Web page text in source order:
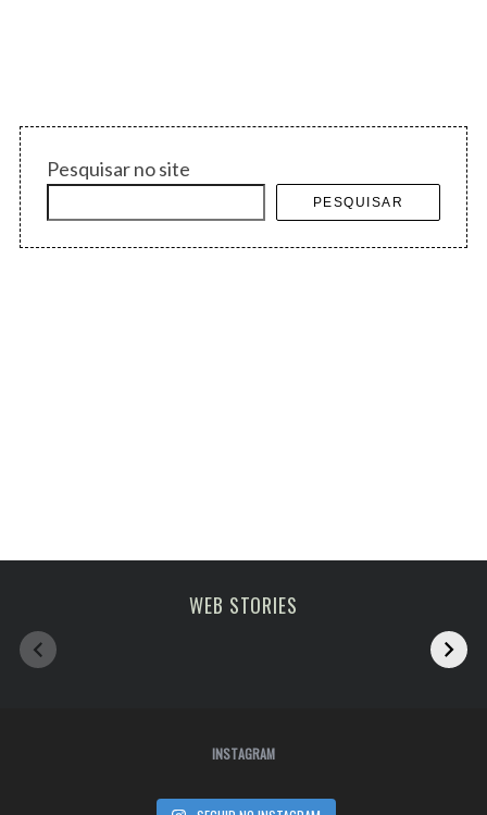
Pesquisar no site
PESQUISAR
WEB STORIES
Melhoras atrações
de Paris
viagem em fevereiro
INSTAGRAM